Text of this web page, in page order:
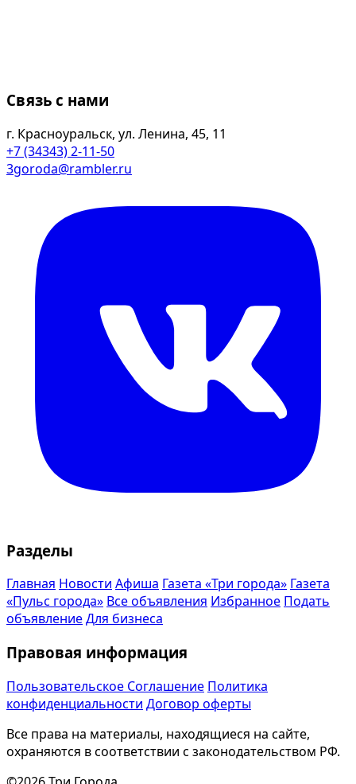
Связь с нами
г. Красноуральск, ул. Ленина, 45, 11
+7 (34343) 2-11-50
3goroda@rambler.ru
Разделы
Главная Новости Афиша Газета «Три города» Газета
«Пульс города» Все объявления Избранное Подать
объявлениеДля бизнеса
Правовая информация
Пользовательское Соглашение Политика
конфиденциальности Договор оферты
Все права на материалы, находящиеся на сайте,
охраняются в соответствии с законодательством РФ.